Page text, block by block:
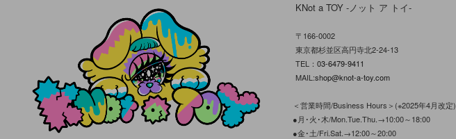
KNot a TOY -ノット ア トイ-
〒166-0002
東京都杉並区高円寺北2-24-13
TEL：03-6479-9411
MAIL:shop@knot-a-toy.com
＜営業時間/Business Hours＞(※2025年4月改定)
●月･火･木/Mon.Tue.Thu.→10:00～18:00
●金･土/Fri.Sat.→12:00～20:00